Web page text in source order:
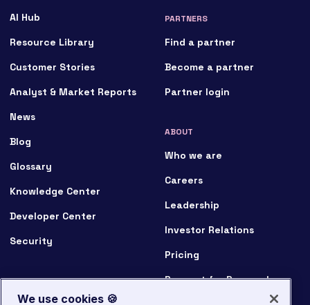
AI Hub
Resource Library
Customer Stories
Analyst & Market Reports
News
Blog
Glossary
Knowledge Center
Developer Center
Security
PARTNERS
Find a partner
Become a partner
Partner login
ABOUT
Who we are
Careers
Leadership
Investor Relations
Pricing
Request for Proposal
We use cookies 🍪